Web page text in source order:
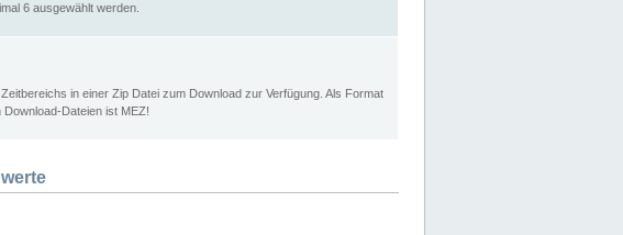
6 ausgewählt werden.
in einer Zip Datei zum Download zur Verfügung. Als Format
Dateien ist MEZ!